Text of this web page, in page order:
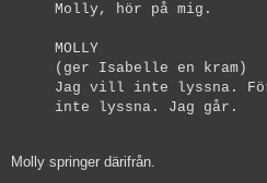
Molly, hör på mig.
MOLLY
(ger Isabelle en kram)
Jag vill inte lyssna.
inte lyssna. Jag går.
Molly springer därifrån.